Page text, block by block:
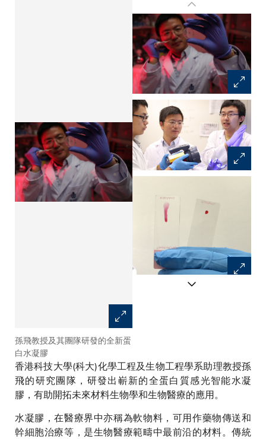
孫飛教授及其團隊研發的全新蛋
白水凝膠
香港科技大學(科大)化學工程及生物工程學系助理教授孫
飛的研究團隊，研發出嶄新的全蛋白質感光智能水凝
膠，有助開拓未來材料生物學和生物醫療的應用。
水凝膠，在醫療界中亦稱為軟物料，可用作藥物傳送和
幹細胞治療等，是生物醫療範疇中最前沿的材料。傳統